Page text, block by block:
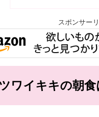
スポンサー
ワイキキの朝食